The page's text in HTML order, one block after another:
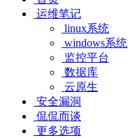
运维笔记
linux系统
windows系统
监控平台
数据库
云原生
安全漏洞
侃侃而谈
更多选项